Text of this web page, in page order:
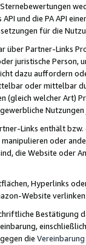
und die PA API
für die
Partner-Links
juristische
dazu auffordern
oder mittelbar
(gleich welcher Art)
Links enthält
oder
die Website oder
Hyperlinks
Website
die Vereinbarung